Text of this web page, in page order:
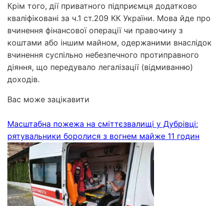
Крім того, дії приватного підприємця додатково
кваліфіковані за ч.1 ст.209 КК України. Мова йде про
вчинення фінансової операції чи правочину з
коштами або іншим майном, одержаними внаслідок
вчинення суспільно небезпечного протиправного
діяння, що передувало легалізації (відмиванню)
доходів.
Вас може зацікавити
Масштабна пожежа на сміттєзвалищі у Дубрівці:
рятувальники боролися з вогнем майже 11 годин